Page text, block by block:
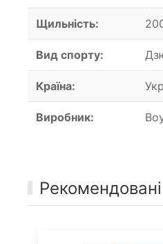
Щильність:
Вид спорту:
Країна:
Виробник: